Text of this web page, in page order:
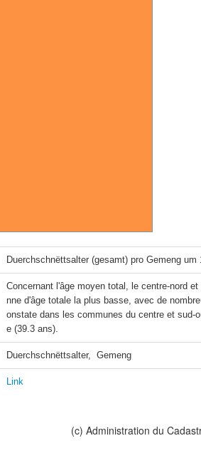
Duerchschnëttsalter (gesamt) pro Gemeng um
Concernant l'âge moyen total, le centre-nord
nne d'âge totale la plus basse, avec de
onstate dans les communes du centre et
e (39.3 ans).
Duerchschnëttsalter,  Gemeng
Link
(c) Administration du